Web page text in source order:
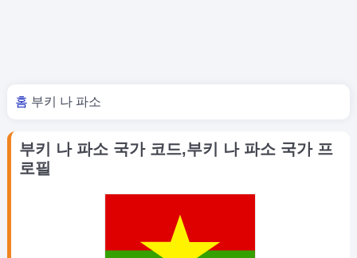
너 여기 있어
홈 부키 나 파소
부키 나 파소 국가 코드,부키 나 파소 국가 프
로필